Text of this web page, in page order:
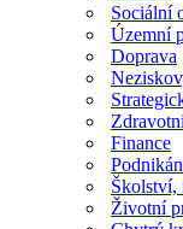
Sociální
Územní
Doprava
Finance
Školství,
Životní